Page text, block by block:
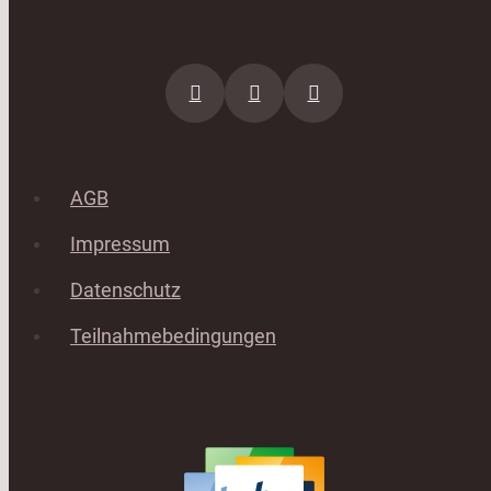
AGB
Impressum
Datenschutz
Teilnahmebedingungen